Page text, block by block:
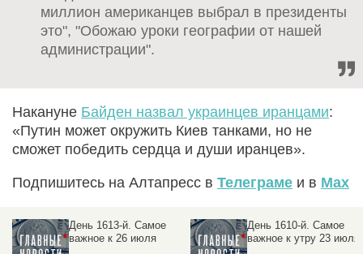
миллион американцев выбрал в президенты
это", "Обожаю уроки географии от нашей
администрации".
Накануне Байден назвал украинцев иранцами:
«Путин может окружить Киев танками, но не
сможет победить сердца и души иранцев».
Подпишитесь на Алтапресс в Телеграме и в Max
День 1613-й. Самое
важное к 26 июля
День 1610-й. Самое
важное к утру 23 июля